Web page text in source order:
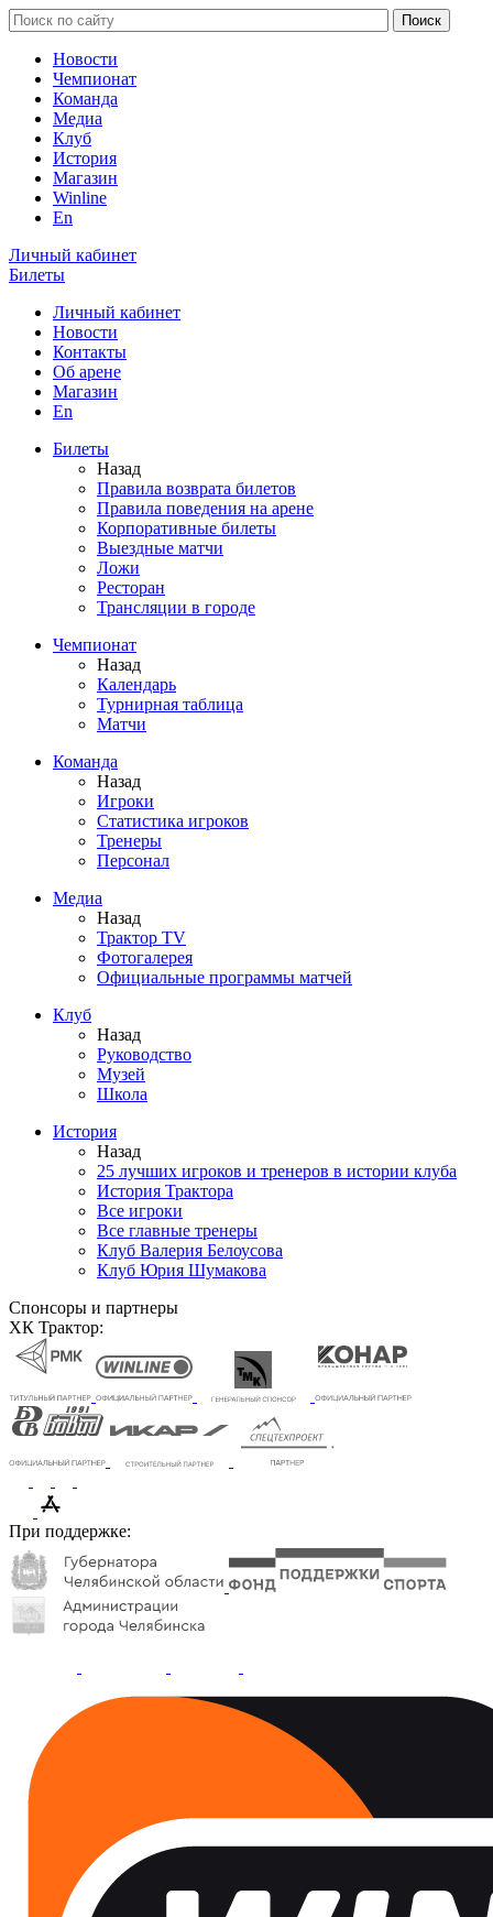
Новости
Чемпионат
Команда
Медиа
Клуб
История
Магазин
Winline
En
Личный кабинет
Билеты
Личный кабинет
Новости
Контакты
Об арене
Магазин
En
Билеты
Назад
Правила возврата билетов
Правила поведения на арене
Корпоративные билеты
Выездные матчи
Ложи
Ресторан
Трансляции в городе
Чемпионат
Назад
Календарь
Турнирная таблица
Матчи
Команда
Назад
Игроки
Статистика игроков
Тренеры
Персонал
Медиа
Назад
Трактор TV
Фотогалерея
Официальные программы матчей
Клуб
Назад
Руководство
Музей
Школа
История
Назад
25 лучших игроков и тренеров в истории клуба
История Трактора
Все игроки
Все главные тренеры
Клуб Валерия Белоусова
Клуб Юрия Шумакова
Спонсоры и партнеры
ХК Трактор:
При поддержке: